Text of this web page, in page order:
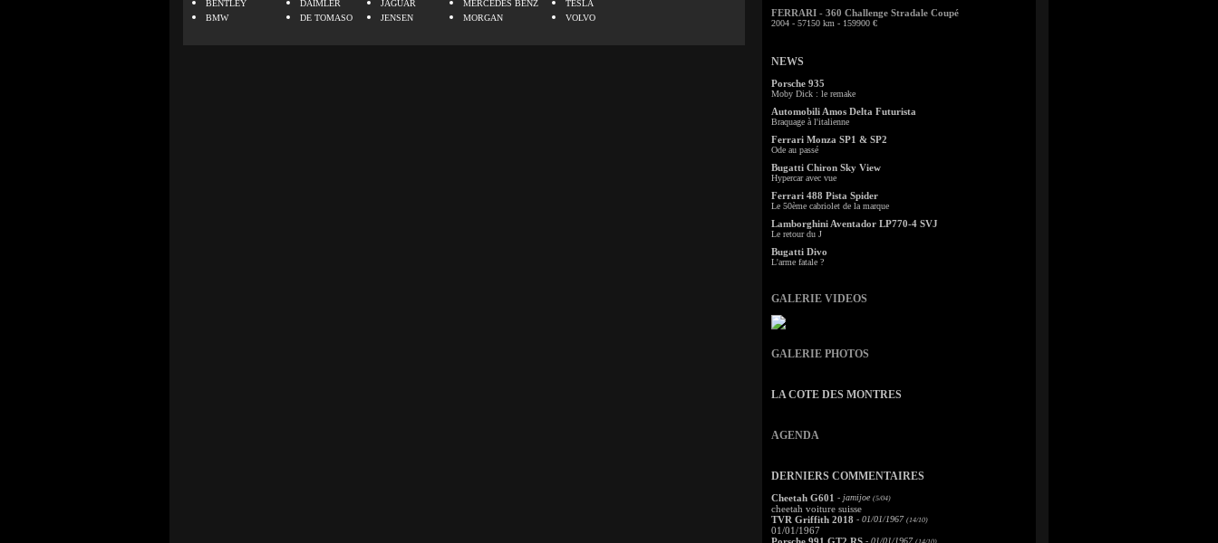
BENTLEY
BMW
DAIMLER
DE TOMASO
JAGUAR
JENSEN
MERCEDES BENZ
MORGAN
TESLA
VOLVO
FERRARI - 360 Challenge Stradale Coupé
2004 - 57150 km - 159900 €
NEWS
Porsche 935
Moby Dick : le remake
Automobili Amos Delta Futurista
Braquage à l'italienne
Ferrari Monza SP1 & SP2
Ode au passé
Bugatti Chiron Sky View
Hypercar avec vue
Ferrari 488 Pista Spider
Le 50ème cabriolet de la marque
Lamborghini Aventador LP770-4 SVJ
Le retour du J
Bugatti Divo
L'arme fatale ?
GALERIE VIDEOS
GALERIE PHOTOS
LA COTE DES MONTRES
AGENDA
DERNIERS COMMENTAIRES
Cheetah G601 - jamijoe (5/04)
cheetah voiture suisse
TVR Griffith 2018 - 01/01/1967 (14/10)
01/01/1967
- 01/01/1967